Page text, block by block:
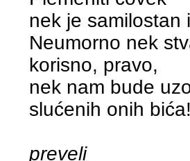
nek je samilostan
Neumorno nek
korisno, pravo,
nek nam bude
slućenih onih bića!
preveli